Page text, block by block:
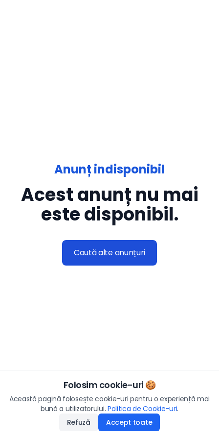
Anunț indisponibil
Acest anunț nu mai
este disponibil.
Caută alte anunțuri
Folosim cookie-uri 🍪
Această pagină folosește cookie-uri pentru o experiență mai
bună a utilizatorului. Politica de Cookie-uri.
Refuză
Accept toate